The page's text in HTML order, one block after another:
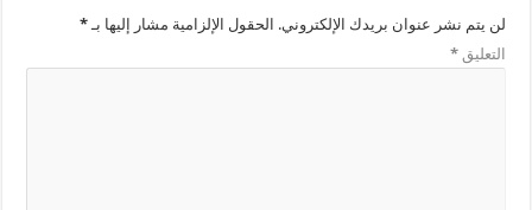
لن يتم نشر عنوان بريدك الإلكتروني. الحقول الإلزامية مشار إليها بـ*
التعليق*